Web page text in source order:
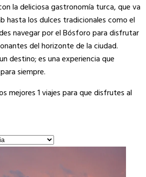
la deliciosa gastronomía turca, que va
hasta los dulces tradicionales como el
navegar por el Bósforo para disfrutar
del horizonte de la ciudad.
destino; es una experiencia que
siempre.
mejores 1 viajes para que disfrutes al